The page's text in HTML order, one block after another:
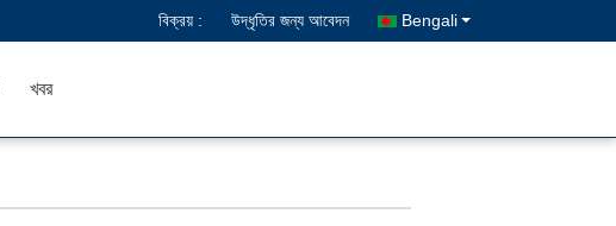
বিক্রয় : উদ্ধৃতির জন্য আবেদন Bengali
খবর